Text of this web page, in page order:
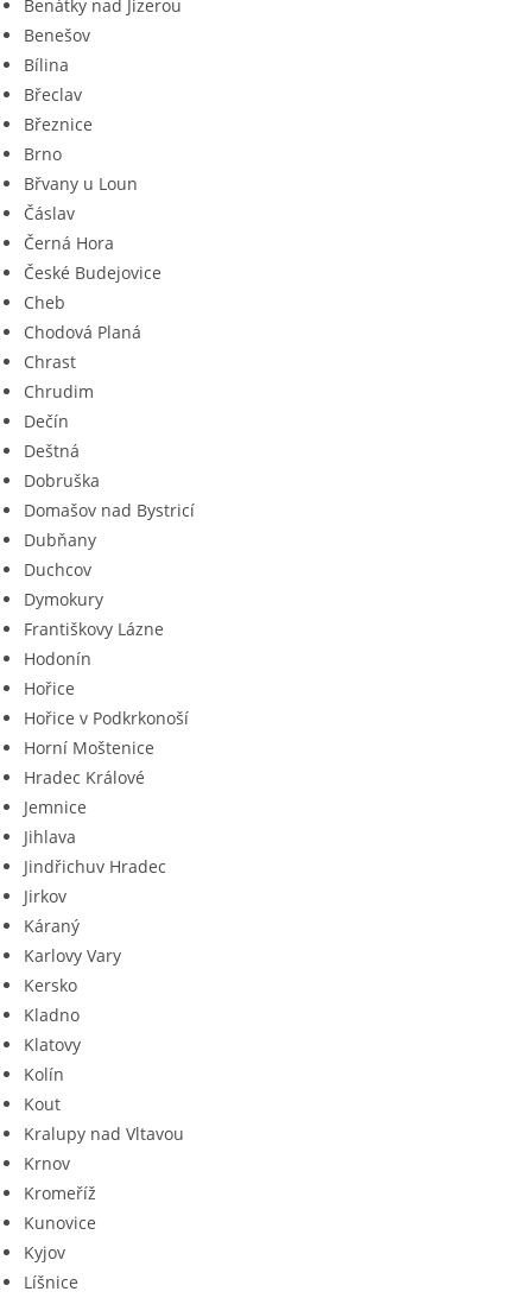
Benátky nad Jizerou
Benešov
Bílina
Břeclav
Březnice
Brno
Břvany u Loun
Čáslav
Černá Hora
České Budejovice
Cheb
Chodová Planá
Chrast
Chrudim
Dečín
Deštná
Dobruška
Domašov nad Bystricí
Dubňany
Duchcov
Dymokury
Františkovy Lázne
Hodonín
Hořice
Hořice v Podkrkonoší
Horní Moštenice
Hradec Králové
Jemnice
Jihlava
Jindřichuv Hradec
Jirkov
Káraný
Karlovy Vary
Kersko
Kladno
Klatovy
Kolín
Kout
Kralupy nad Vltavou
Krnov
Kromeříž
Kunovice
Kyjov
Líšnice